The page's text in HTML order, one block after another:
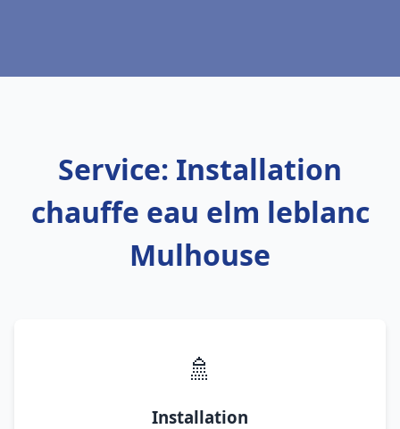
Service: Installation
chauffe eau elm leblanc
Mulhouse
🚿
Installation